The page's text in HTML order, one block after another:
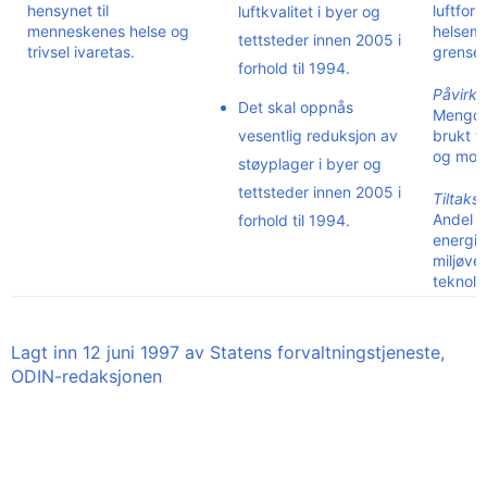
hensynet til
menneskenes helse og
trivsel ivaretas.
luftkvalitet i byer og
tettsteder innen 2005 i
forhold til 1994.
Det skal oppnås
vesentlig reduksjon av
støyplager i byer og
tettsteder innen 2005 i
forhold til 1994.
brukt
og
Andel
Lagt inn 12 juni 1997 av Statens forvaltningstjeneste,
ODIN-redaksjonen